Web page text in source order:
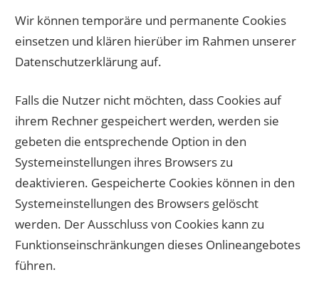
Wir können temporäre und permanente Cookies
einsetzen und klären hierüber im Rahmen unserer
Datenschutzerklärung auf.
Falls die Nutzer nicht möchten, dass Cookies auf
ihrem Rechner gespeichert werden, werden sie
gebeten die entsprechende Option in den
Systemeinstellungen ihres Browsers zu
deaktivieren. Gespeicherte Cookies können in den
Systemeinstellungen des Browsers gelöscht
werden. Der Ausschluss von Cookies kann zu
Funktionseinschränkungen dieses Onlineangebotes
führen.